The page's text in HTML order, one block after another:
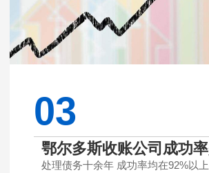
03
鄂尔多斯收账公司成功率
处理债务十余年 成功率均在92%以上